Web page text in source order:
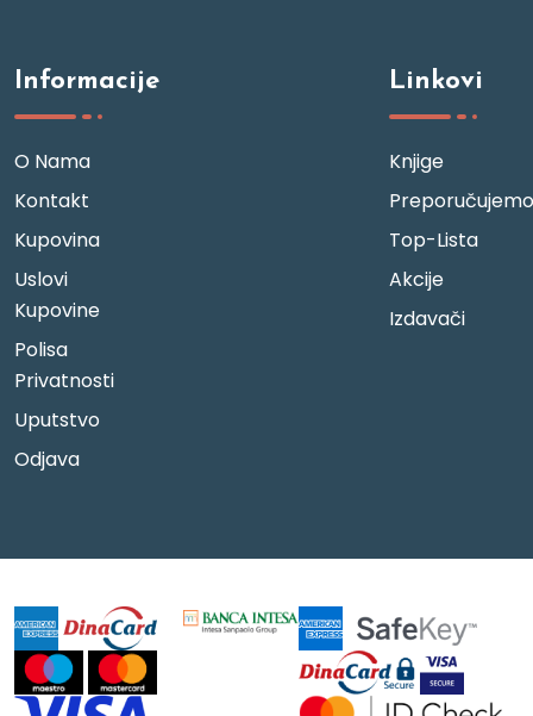
Informacije
O Nama
Kontakt
Kupovina
Uslovi
Kupovine
Polisa
Privatnosti
Uputstvo
Odjava
Linkovi
Knjige
Preporučujemo
Top-Lista
Akcije
Izdavači